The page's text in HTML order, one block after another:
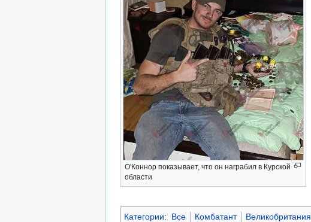
О'Коннор показывает, что он награбил в Курской
области
Категории: Все Комбатант Великобритания